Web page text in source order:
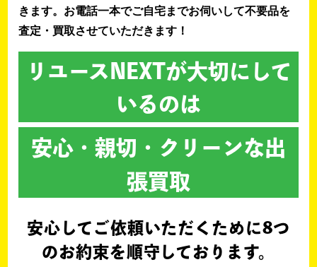
きます。お電話一本でご自宅までお伺いして不要品を
査定・買取させていただきます！
リユースNEXTが大切にして
いるのは
安心・親切・クリーンな出
張買取
安心してご依頼いただくために8つ
のお約束を順守しております。